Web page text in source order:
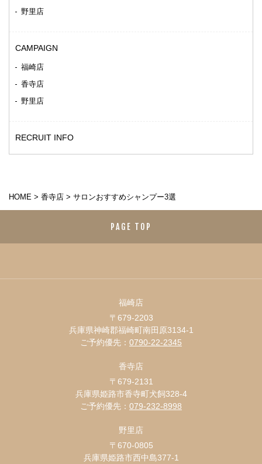
野里店
CAMPAIGN
福崎店
香寺店
野里店
RECRUIT INFO
HOME > 香寺店 > サロンおすすめシャンプー3選
PAGE TOP
福崎店
〒679-2203
兵庫県神崎郡福崎町南田原3134-1
ご予約優先： 0790-22-2345
香寺店
〒679-2131
兵庫県姫路市香寺町犬飼328-4
ご予約優先： 079-232-8998
野里店
〒670-0805
兵庫県姫路市西中島377-1